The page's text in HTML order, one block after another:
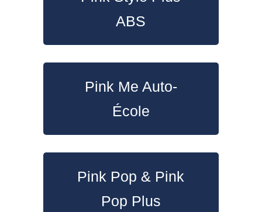
ABS
Pink Me Auto-
École
Pink Pop & Pink
Pop Plus